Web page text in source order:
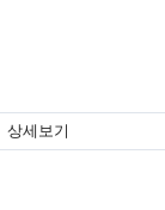
상세보기